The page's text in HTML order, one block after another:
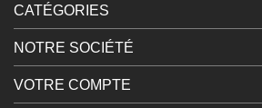
CATÉGORIES
NOTRE SOCIÉTÉ
VOTRE COMPTE